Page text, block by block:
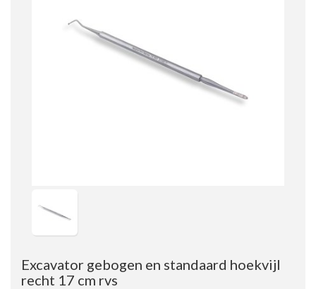
Excavator gebogen en standaard hoekvijl
recht 17 cm rvs